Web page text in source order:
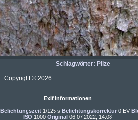
Schlagwörter: Pilze
Copyright © 2026
Exif Informationen
Belichtungszeit 1/125 s Belichtungskorrektur 0 EV
ISO 1000 Original 06.07.2022, 14:08